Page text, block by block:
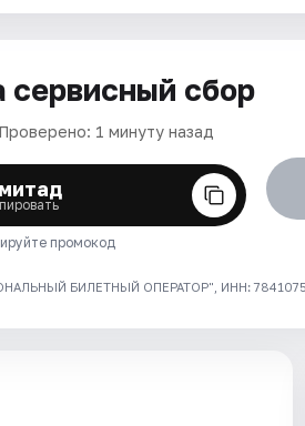
сервисный сбор
Проверено: 1 минуту назад
промокод
БИЛЕТНЫЙ ОПЕРАТОР", ИНН: